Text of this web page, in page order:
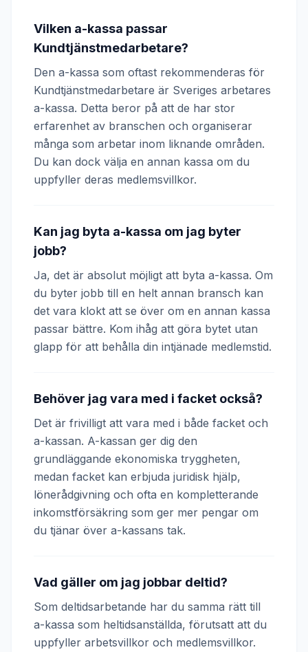
Vilken a-kassa passar
Kundtjänstmedarbetare?
Den a-kassa som oftast rekommenderas för
Kundtjänstmedarbetare är Sveriges arbetares
a-kassa. Detta beror på att de har stor
erfarenhet av branschen och organiserar
många som arbetar inom liknande områden.
Du kan dock välja en annan kassa om du
uppfyller deras medlemsvillkor.
Kan jag byta a-kassa om jag byter
jobb?
Ja, det är absolut möjligt att byta a-kassa. Om
du byter jobb till en helt annan bransch kan
det vara klokt att se över om en annan kassa
passar bättre. Kom ihåg att göra bytet utan
glapp för att behålla din intjänade medlemstid.
Behöver jag vara med i facket också?
Det är frivilligt att vara med i både facket och
a-kassan. A-kassan ger dig den
grundläggande ekonomiska tryggheten,
medan facket kan erbjuda juridisk hjälp,
lönerådgivning och ofta en kompletterande
inkomstförsäkring som ger mer pengar om
du tjänar över a-kassans tak.
Vad gäller om jag jobbar deltid?
Som deltidsarbetande har du samma rätt till
a-kassa som heltidsanställda, förutsatt att du
uppfyller arbetsvillkor och medlemsvillkor.